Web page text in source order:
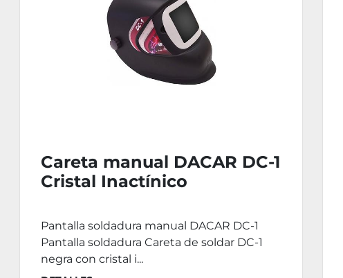
Careta manual DACAR DC-1
Cristal Inactínico
Pantalla soldadura manual DACAR DC-1
Pantalla soldadura Careta de soldar DC-1
negra con cristal i...